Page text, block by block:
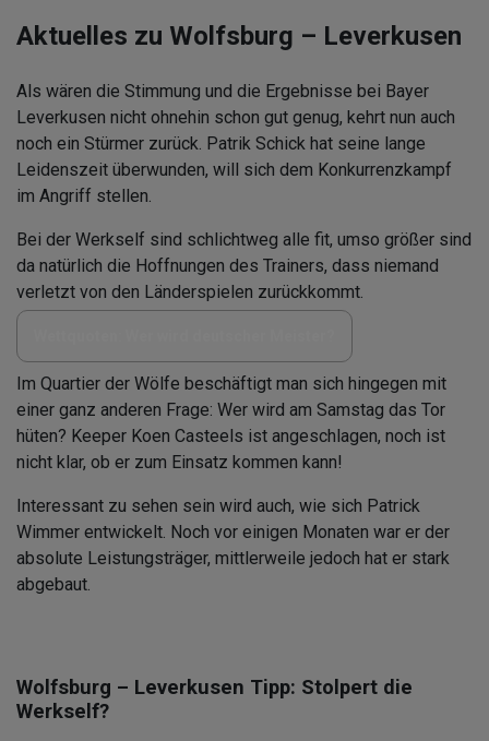
Aktuelles zu Wolfsburg – Leverkusen
Als wären die Stimmung und die Ergebnisse bei Bayer
Leverkusen nicht ohnehin schon gut genug, kehrt nun auch
noch ein Stürmer zurück. Patrik Schick hat seine lange
Leidenszeit überwunden, will sich dem Konkurrenzkampf
im Angriff stellen.
Bei der Werkself sind schlichtweg alle fit, umso größer sind
da natürlich die Hoffnungen des Trainers, dass niemand
verletzt von den Länderspielen zurückkommt.
Im Quartier der Wölfe beschäftigt man sich hingegen mit
einer ganz anderen Frage: Wer wird am Samstag das Tor
hüten? Keeper Koen Casteels ist angeschlagen, noch ist
nicht klar, ob er zum Einsatz kommen kann!
Interessant zu sehen sein wird auch, wie sich Patrick
Wimmer entwickelt. Noch vor einigen Monaten war er der
absolute Leistungsträger, mittlerweile jedoch hat er stark
abgebaut.
Wolfsburg – Leverkusen Tipp: Stolpert die
Werkself?